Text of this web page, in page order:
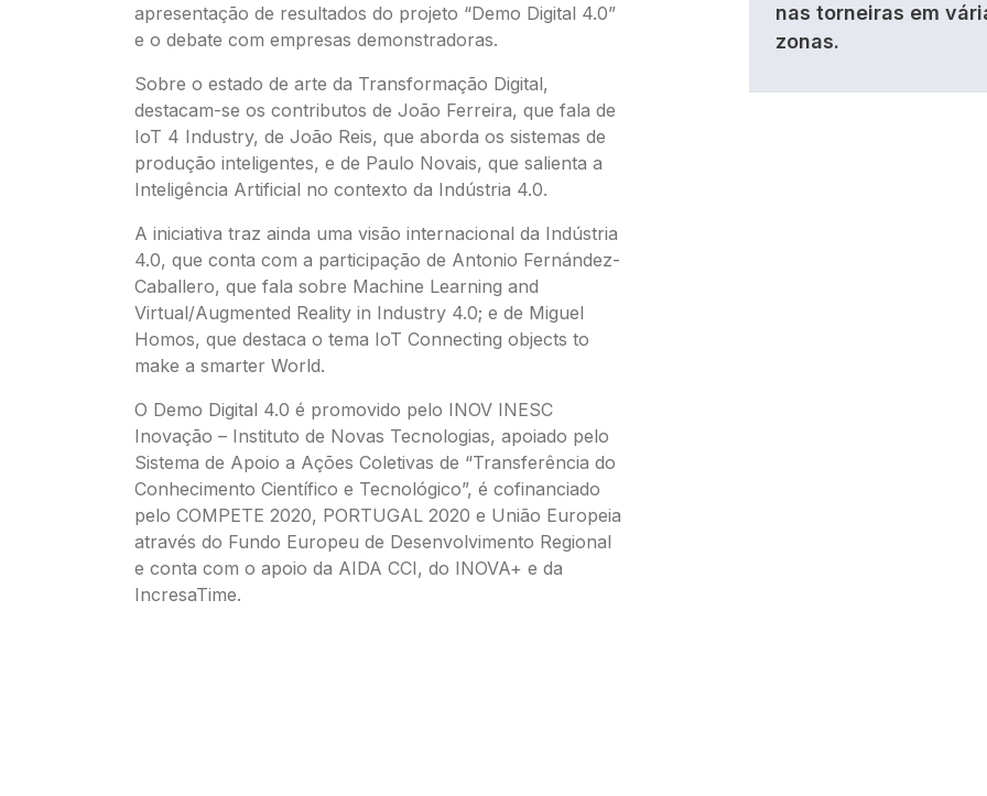
apresentação de resultados do projeto “Demo Digital 4.0”
e o debate com empresas demonstradoras.
Sobre o estado de arte da Transformação Digital,
destacam-se os contributos de João Ferreira, que fala de
IoT 4 Industry, de João Reis, que aborda os sistemas de
produção inteligentes, e de Paulo Novais, que salienta a
Inteligência Artificial no contexto da Indústria 4.0.
A iniciativa traz ainda uma visão internacional da Indústria
4.0, que conta com a participação de Antonio Fernández-
Caballero, que fala sobre Machine Learning and
Virtual/Augmented Reality in Industry 4.0; e de Miguel
Homos, que destaca o tema IoT Connecting objects to
make a smarter World.
O Demo Digital 4.0 é promovido pelo INOV INESC
Inovação – Instituto de Novas Tecnologias, apoiado pelo
Sistema de Apoio a Ações Coletivas de “Transferência do
Conhecimento Científico e Tecnológico”, é cofinanciado
pelo COMPETE 2020, PORTUGAL 2020 e União Europeia
através do Fundo Europeu de Desenvolvimento Regional
e conta com o apoio da AIDA CCI, do INOVA+ e da
IncresaTime.
nas torneiras em
zonas.